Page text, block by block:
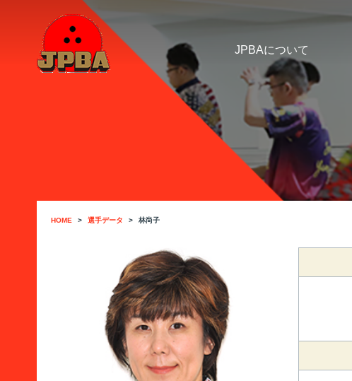
JPBAについて
HOME 選手データ 林尚子